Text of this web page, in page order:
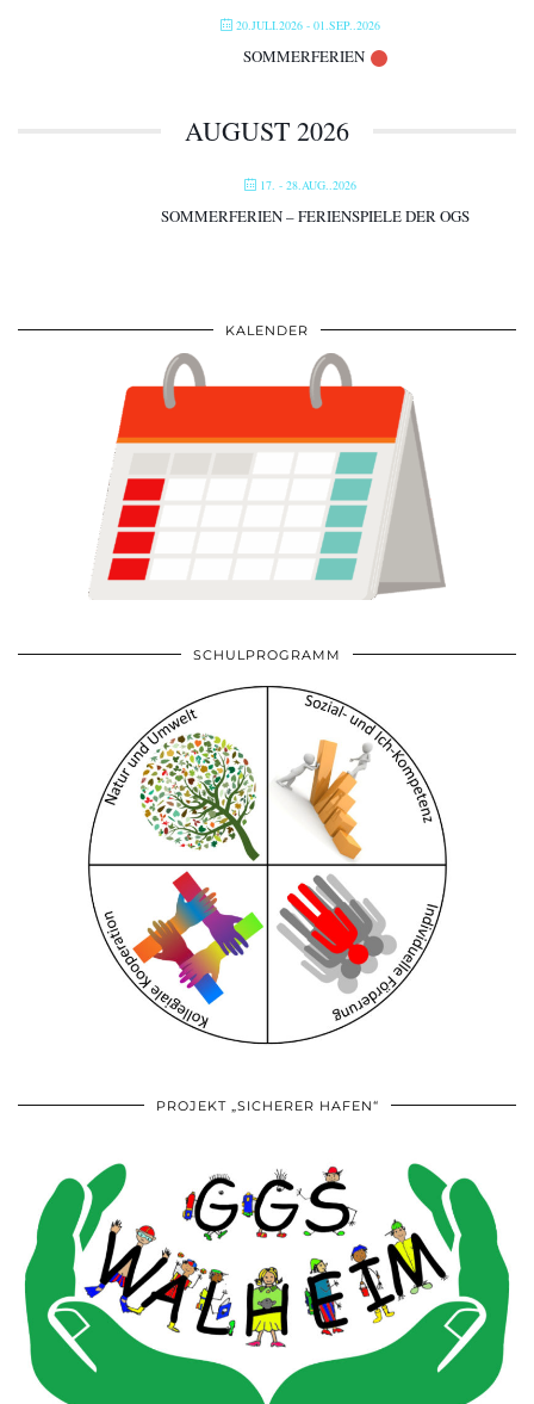
20.JULI.2026 - 01.SEP..2026
SOMMERFERIEN
AUGUST 2026
17. - 28.AUG..2026
SOMMERFERIEN – FERIENSPIELE DER OGS
KALENDER
SCHULPROGRAMM
PROJEKT „SICHERER HAFEN“